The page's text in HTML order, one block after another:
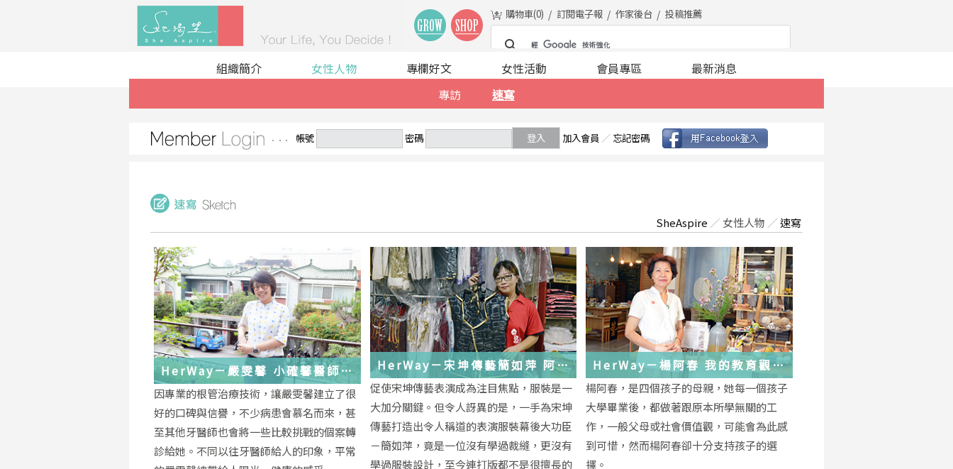
購物車(0) 訂閱電子報 作家後台 投稿推薦
組織簡介
女性人物
專訪
速寫
專欄好文 女性活動 會員專區 最新消息
帳號 密碼 登入 加入會員 ／ 忘記密碼
SheAspire ／ 女性人物 ／速寫
HerWay－嚴雯馨 小確馨醫師
的根管治療小確幸
因專業的根管治療技術，讓嚴雯馨建立了很
好的口碑與信譽，不少病患會慕名而來，甚
至其他牙醫師也會將一些比較挑戰的個案轉
診給她。不同以往牙醫師給人的印象，平常
HerWay－宋坤傳藝簡如萍 阿
萍ㄟ服裝
促使宋坤傳藝表演成為注目焦點，服裝是一
大加分關鍵。但令人訝異的是，一手為宋坤
傳藝打造出令人稱道的表演服裝幕後大功臣
－簡如萍，竟是一位沒有學過裁縫，更沒有
學過服裝設計，至今連打版都不是很擅長的
HerWay－楊阿春 我的教育觀
念
楊阿春，是四個孩子的母親，她每一個孩子
大學畢業後，都做著跟原本所學無關的工
作，一般父母或社會價值觀，可能會為此感
到可惜，然而楊阿春卻十分支持孩子的選
擇。